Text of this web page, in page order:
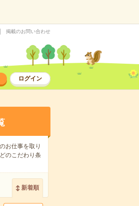
掲載のお問い合わせ
ログイン
お仕事を取り
のこだわり条
新着順